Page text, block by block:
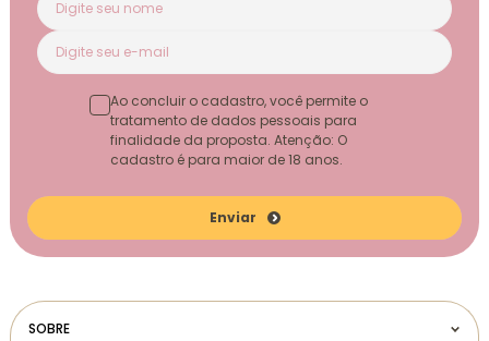
Enviar
Ao concluir o cadastro, você permite o
tratamento de dados pessoais para
finalidade da proposta. Atenção: O
cadastro é para maior de 18 anos.
SOBRE